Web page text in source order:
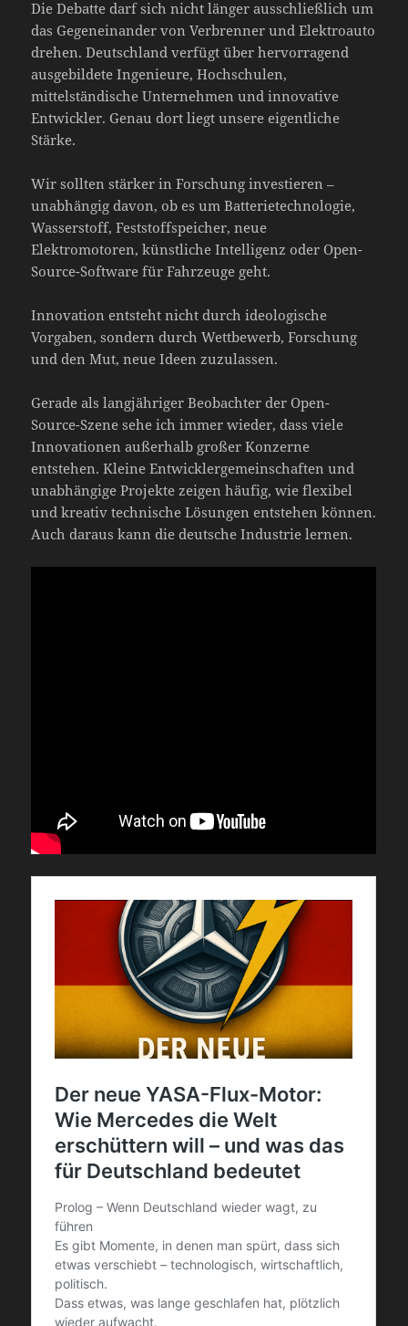
Die Debatte darf sich nicht länger ausschließlich um
das Gegeneinander von Verbrenner und Elektroauto
drehen. Deutschland verfügt über hervorragend
ausgebildete Ingenieure, Hochschulen,
mittelständische Unternehmen und innovative
Entwickler. Genau dort liegt unsere eigentliche
Stärke.
Wir sollten stärker in Forschung investieren –
unabhängig davon, ob es um Batterietechnologie,
Wasserstoff, Feststoffspeicher, neue
Elektromotoren, künstliche Intelligenz oder Open-
Source-Software für Fahrzeuge geht.
Innovation entsteht nicht durch ideologische
Vorgaben, sondern durch Wettbewerb, Forschung
und den Mut, neue Ideen zuzulassen.
Gerade als langjähriger Beobachter der Open-
Source-Szene sehe ich immer wieder, dass viele
Innovationen außerhalb großer Konzerne
entstehen. Kleine Entwicklergemeinschaften und
unabhängige Projekte zeigen häufig, wie flexibel
und kreativ technische Lösungen entstehen können.
Auch daraus kann die deutsche Industrie lernen.